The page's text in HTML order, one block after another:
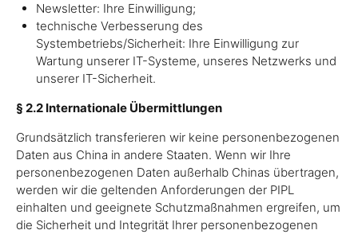
Newsletter: Ihre Einwilligung;
technische Verbesserung des
Systembetriebs/Sicherheit: Ihre Einwilligung zur
Wartung unserer IT-Systeme, unseres Netzwerks und
unserer IT-Sicherheit.
§ 2.2 Internationale Übermittlungen
Grundsätzlich transferieren wir keine personenbezogenen
Daten aus China in andere Staaten. Wenn wir Ihre
personenbezogenen Daten außerhalb Chinas übertragen,
werden wir die geltenden Anforderungen der PIPL
einhalten und geeignete Schutzmaßnahmen ergreifen, um
die Sicherheit und Integrität Ihrer personenbezogenen